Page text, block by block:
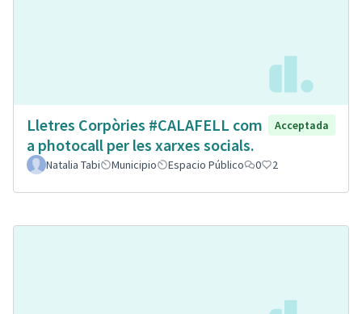
Lletres Corpòries #CALAFELL com
a photocall per les xarxes socials.
Acceptada
Natalia Tabi Municipio Espacio Público 0 2